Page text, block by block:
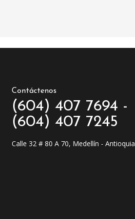
Contáctenos
(604) 407 7694 -
(604) 407 7245
Calle 32 # 80 A 70, Medellín - Antioquia